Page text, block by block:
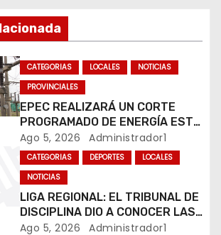
CATEGORIAS LOCALES
NOTICIAS
PROVINCIALES
EPEC REALIZARÁ UN CORTE
PROGRAMADO DE ENERGÍA ESTE
JUEVES EN RÍO CUARTO
Ago 5, 2026 Administrador1
CATEGORIAS DEPORTES
LOCALES
NOTICIAS
LIGA REGIONAL: EL TRIBUNAL DE
DISCIPLINA DIO A CONOCER LAS
SANCIONES DEL BOLETÍN
Ago 5, 2026 Administrador1